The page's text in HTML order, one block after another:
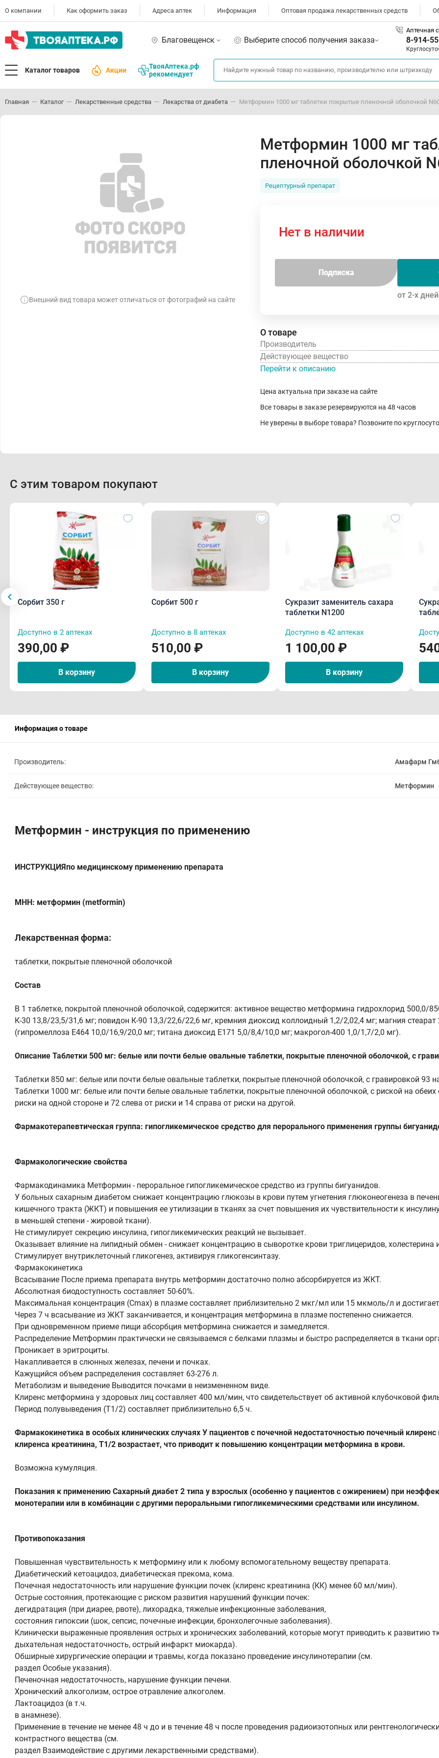
О компании Как оформить заказ Адреса аптек Информация Оптовая продажа лекарственных средств
Благовещенск Выберите способ получения заказа
Аптечная
8-914-
Каталог товаров Акции
ТвояАптека.рф
рекомендует
Главная Каталог Лекарственные средства Лекарства от диабета Метформин 1000 мг таблетки покрытые пленочной оболочкой
Внешний вид товара может отличаться от фотографий на сайте
Метформин 1000 мг
пленочной оболочкой
Рецептурный препарат
Нет в наличии
Подписка
от 2-х дней
О товаре
Производитель
Действующее вещество
Перейти к описанию
Цена актуальна при заказе на сайте
Все товары в заказе резервируются на 48 часов
Не уверены в выборе товара? Позвоните по
С этим товаром покупают
Сорбит 350 г
Доступно в 2 аптеках
390,00 ₽
В корзину
Сорбит 500 г
Доступно в 8 аптеках
510,00 ₽
В корзину
Сукразит заменитель сахара
таблетки N1200
Доступно в 42 аптеках
1 100,00 ₽
В корзину
Информация о товаре
Производитель: Амафарм
Действующее вещество: Метформин
Метформин - инструкция по применению
ИНСТРУКЦИЯпо медицинскому применению препарата
МНН: метформин (metformin)
Лекарственная форма:
таблетки, покрытые пленочной оболочкой
Состав
В 1 таблетке, покрытой пленочной оболочкой, содержится: активное вещество метформина гидрохлорид 500,0/
К-30 13,8/23,5/31,6 мг; повидон К-90 13,3/22,6/22,6 мг, кремния диоксид коллоидный 1,2/2,02,4 мг; магния
(гипромеллоза Е464 10,0/16,9/20,0 мг; титана диоксид Е171 5,0/8,4/10,0 мг; макрогол-400 1,0/1,7/2,0 мг).
Описание Таблетки 500 мг: белые или почти белые овальные таблетки, покрытые пленочной оболочкой, с
Таблетки 850 мг: белые или почти белые овальные таблетки, покрытые пленочной оболочкой, с гравировкой 93
Таблетки 1000 мг: белые или почти белые овальные таблетки, покрытые пленочной оболочкой, с риской на обеих
риски на одной стороне и 72 слева от риски и 14 справа от риски на другой.
Фармакотерапевтическая группа: гипогликемическое средство для перорального применения группы
Фармакологические свойства
Фармакодинамика Метформин - пероральное гипогликемическое средство из группы бигуанидов.
У больных сахарным диабетом снижает концентрацию глюкозы в крови путем угнетения глюконеогенеза в
кишечного тракта (ЖКТ) и повышения ее утилизации в тканях за счет повышения их чувствительности к
в меньшей степени - жировой ткани).
Не стимулирует секрецию инсулина, гипогликемических реакций не вызывает.
Оказывает влияние на липидный обмен - снижает концентрацию в сыворотке крови триглицеридов, холестерина
Стимулирует внутриклеточный гликогенез, активируя гликогенсинтазу.
Фармакокинетика
Всасывание После приема препарата внутрь метформин достаточно полно абсорбируется из ЖКТ.
Абсолютная биодоступность составляет 50-60%.
Максимальная концентрация (Сmax) в плазме составляет приблизительно 2 мкг/мл или 15 мкмоль/л и
Через 7 ч всасывание из ЖКТ заканчивается, и концентрация метформина в плазме постепенно снижается.
При одновременном приеме пищи абсорбция метформина снижается и замедляется.
Распределение Метформин практически не связываемся с белками плазмы и быстро распределяется в ткани
Проникает в эритроциты.
Накапливается в слюнных железах, печени и почках.
Кажущийся объем распределения составляет 63-276 л.
Метаболизм и выведение Выводится почками в неизмененном виде.
Клиренс метформина у здоровых лиц составляет 400 мл/мин, что свидетельствует об активной клубочковой
Период полувыведения (T1/2) составляет приблизительно 6,5 ч.
Фармакокинетика в особых клинических случаях У пациентов с почечной недостаточностью почечный
клиренса креатинина, Т1/2 возрастает, что приводит к повышению концентрации метформина в крови.
Возможна кумуляция.
Показания к применению Сахарный диабет 2 типа у взрослых (особенно у пациентов с ожирением) при
монотерапии или в комбинации с другими пероральными гипогликемическими средствами или инсулином.
Противопоказания
Повышенная чувствительность к метформину или к любому вспомогательному веществу препарата.
Диабетический кетоацидоз, диабетическая прекома, кома.
Почечная недостаточность или нарушение функции почек (клиренс креатинина (КК) менее 60 мл/мин).
Острые состояния, протекающие с риском развития нарушений функции почек:
дегидратация (при диарее, рвоте), лихорадка, тяжелые инфекционные заболевания,
состояния гипоксии (шок, сепсис, почечные инфекции, бронхолегочные заболевания).
Клинически выраженные проявления острых и хронических заболеваний, которые могут приводить к развитию
дыхательная недостаточность, острый инфаркт миокарда).
Обширные хирургические операции и травмы, когда показано проведение инсулинотерапии (см.
раздел Особые указания).
Печеночная недостаточность, нарушение функции печени.
Хронический алкоголизм, острое отравление алкоголем.
Лактоацидоз (в т.ч.
в анамнезе).
Применение в течение не менее 48 ч до и в течение 48 ч после проведения радиоизотопных или
контрастного вещества (см.
раздел Взаимодействие с другими лекарственными средствами).